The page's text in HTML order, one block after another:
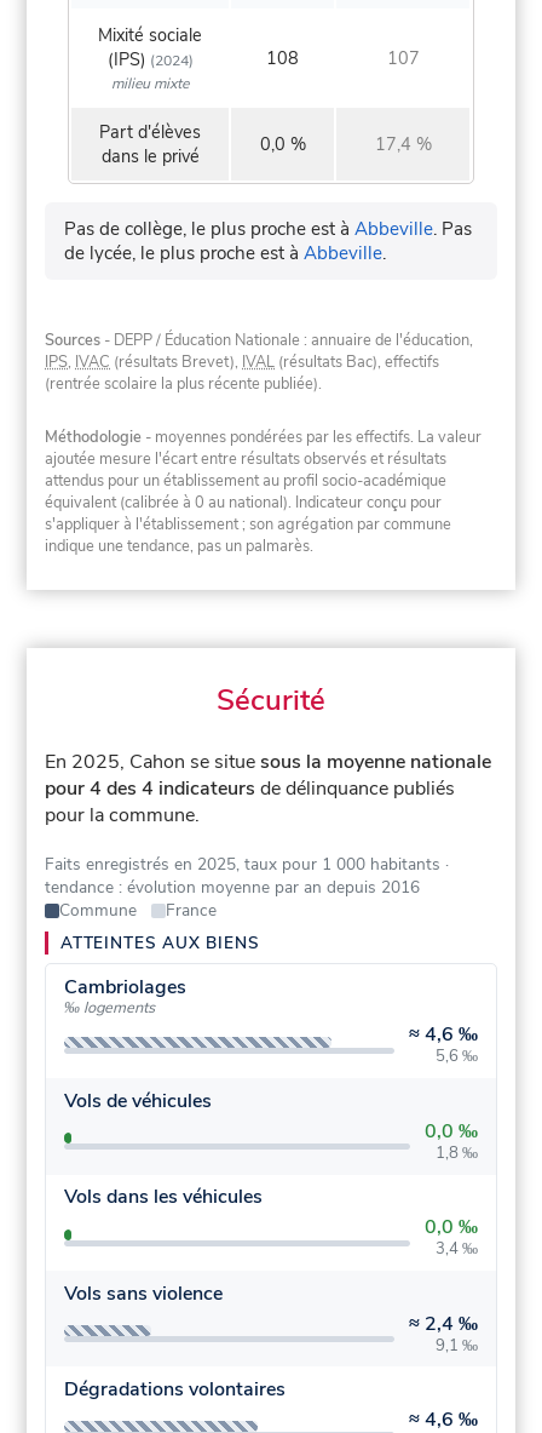
Mixité sociale
(IPS) (2024)
milieu mixte
108 107
Part d'élèves
dans le privé
0,0 % 17,4 %
Pas de collège, le plus proche est àAbbeville. Pas
de lycée, le plus proche est àAbbeville.
Sources - DEPP / Éducation Nationale : annuaire de l'éducation,
IPS, IVAC (résultats Brevet), IVAL (résultats Bac), effectifs
(rentrée scolaire la plus récente publiée).
Méthodologie - moyennes pondérées par les effectifs. La valeur
ajoutée mesure l'écart entre résultats observés et résultats
attendus pour un établissement au profil socio-académique
équivalent (calibrée à 0 au national). Indicateur conçu pour
s'appliquer à l'établissement ; son agrégation par commune
indique une tendance, pas un palmarès.
Sécurité
En 2025, Cahon se situesous la moyenne nationale
pour 4 des 4 indicateurs de délinquance publiés
pour la commune.
Faits enregistrés en 2025, taux pour 1 000 habitants ·
tendance : évolution moyenne par an depuis 2016
Commune
France
ATTEINTES AUX BIENS
Cambriolages
‰ logements
≈4,6 ‰
5,6 ‰
Vols de véhicules
0,0 ‰
1,8 ‰
Vols dans les véhicules
0,0 ‰
3,4 ‰
Vols sans violence
≈ 2,4 ‰
9,1 ‰
Dégradations volontaires
≈4,6 ‰